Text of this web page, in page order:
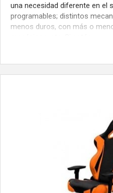
una necesidad diferente en el
programables; distintos
menos duros, con más o